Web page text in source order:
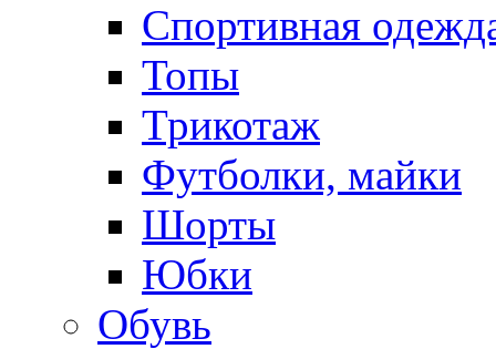
Спортивная
Топы
Трикотаж
Футболки, майки
Шорты
Юбки
Обувь